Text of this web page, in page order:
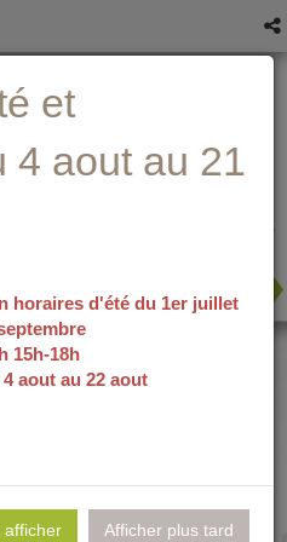
/
et
4 aout au 21
horaires d'été du 1er juillet
15h-18h
aout au 22 aout
afficher Afficher plus tard